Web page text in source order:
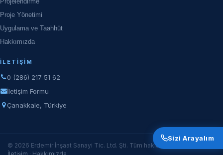
Sizi Arayalım
Proje Yönetimi
Uygulama ve Taahhüt
Hakkımızda
İLETIŞIM
0 (286) 217 51 62
İletişim Formu
Çanakkale, Türkiye
© 2026 Erdemir İnşaat Sanayi Tic. Ltd. Şti. Tüm hakları saklıdır.